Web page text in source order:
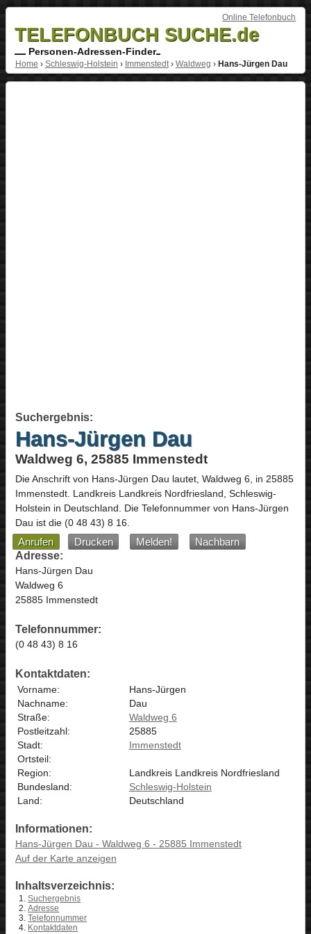
Online Telefonbuch
TELEFONBUCH SUCHE.de
Personen-Adressen-Finder
Home › Schleswig-Holstein › Immenstedt› Waldweg › Hans-Jürgen Dau
Suchergebnis:
Hans-Jürgen Dau
Waldweg 6, 25885 Immenstedt
Die Anschrift von Hans-Jürgen Dau lautet, Waldweg 6, in 25885
Immenstedt. Landkreis Landkreis Nordfriesland, Schleswig-
Holstein in Deutschland. Die Telefonnummer von Hans-Jürgen
Dau ist die (0 48 43) 8 16.
Anrufen Drucken Melden!
Nachbarn
Adresse:
Hans-Jürgen Dau
Waldweg 6
25885 Immenstedt
Telefonnummer:
(0 48 43) 8 16
Kontaktdaten:
Vorname:
Hans-Jürgen
Nachname:
Dau
Straße:
Waldweg 6
Postleitzahl:
25885
Stadt:
Immenstedt
Ortsteil:
Region:
Landkreis Landkreis Nordfriesland
Bundesland:
Schleswig-Holstein
Land:
Deutschland
Informationen:
Hans-Jürgen Dau - Waldweg 6 - 25885 Immenstedt
Auf der Karte anzeigen
Inhaltsverzeichnis:
Suchergebnis
Adresse
Telefonnummer
Kontaktdaten